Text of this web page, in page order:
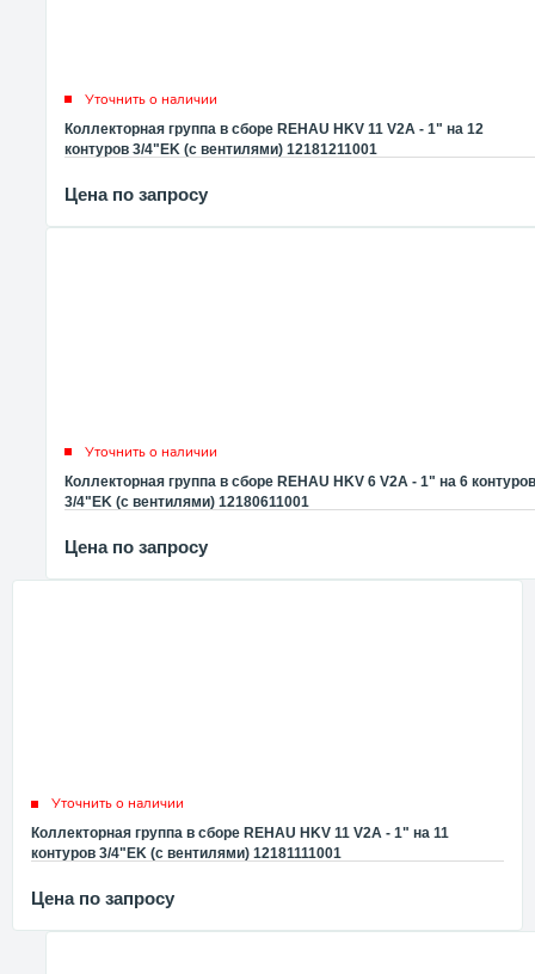
Уточнить о наличии
Коллекторная группа в сборе REHAU HKV 11 V2A - 1" на 12
контуров 3/4"EK (с вентилями) 12181211001
Цена по запросу
Уточнить о наличии
Коллекторная группа в сборе REHAU HKV 6 V2A - 1" на 6 контуров
3/4"EK (с вентилями) 12180611001
Цена по запросу
Уточнить о наличии
Коллекторная группа в сборе REHAU HKV 11 V2A - 1" на 11
контуров 3/4"EK (с вентилями) 12181111001
Цена по запросу